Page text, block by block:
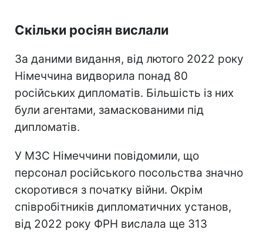
Скільки росіян вислали
За даними видання, від лютого 2022 року
Німеччина видворила понад 80
російських дипломатів. Більшість із них
були агентами, замаскованими під
дипломатів.
У МЗС Німеччини повідомили, що
персонал російського посольства значно
скоротився з початку війни. Окрім
співробітників дипломатичних установ,
від 2022 року ФРН вислала ще 313